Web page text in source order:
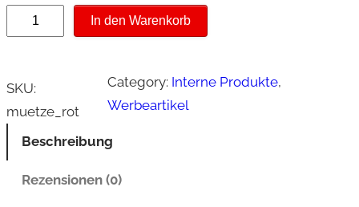
t
n
k
In den Warenkorb
SKU:
muetze_rot
Category: Interne Produkte
Werbeartikel
Beschreibung
Rezensionen (0)